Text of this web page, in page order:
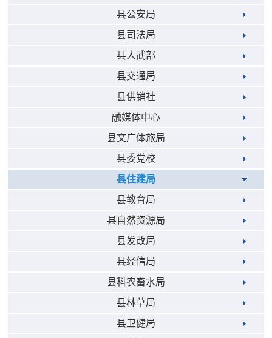
县公安局
县司法局
县人武部
县交通局
县供销社
融媒体中心
县文广体旅局
县委党校
县住建局
县教育局
县自然资源局
县发改局
县经信局
县科农畜水局
县林草局
县卫健局